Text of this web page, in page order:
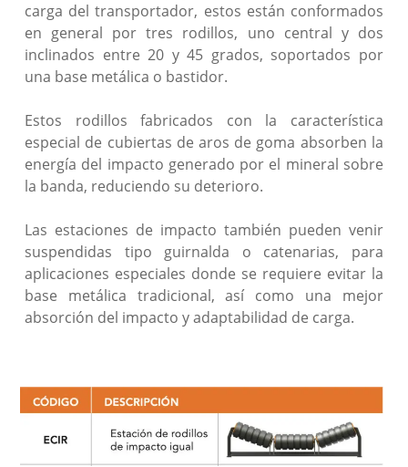
carga del transportador, estos están conformados
en general por tres rodillos, uno central y dos
inclinados entre 20 y 45 grados, soportados por
una base metálica o bastidor.
Estos rodillos fabricados con la característica
especial de cubiertas de aros de goma absorben la
energía del impacto generado por el mineral sobre
la banda, reduciendo su deterioro.
Las estaciones de impacto también pueden venir
suspendidas tipo guirnalda o catenarias, para
aplicaciones especiales donde se requiere evitar la
base metálica tradicional, así como una mejor
absorción del impacto y adaptabilidad de carga.